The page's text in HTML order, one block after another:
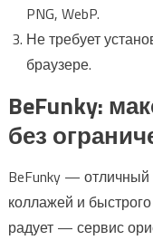
PNG, WebP.
Не требует
браузере.
BeFunky:
без
BeFunky —
коллажей и
радует — сервис